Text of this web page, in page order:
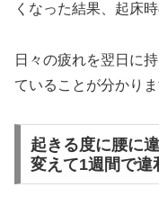
くなった結果、起床
日々の疲れを翌日に
ていることが分かりま
起きる度に腰に
変えて1週間で違